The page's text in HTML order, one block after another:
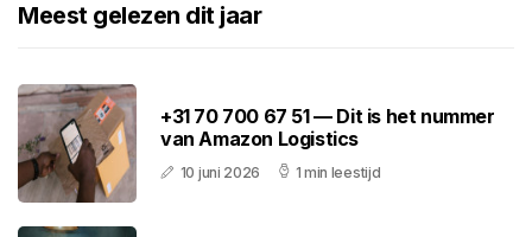
Meest gelezen dit jaar
+31 70 700 67 51 — Dit is het nummer
van Amazon Logistics
10 juni 2026 1 min leestijd